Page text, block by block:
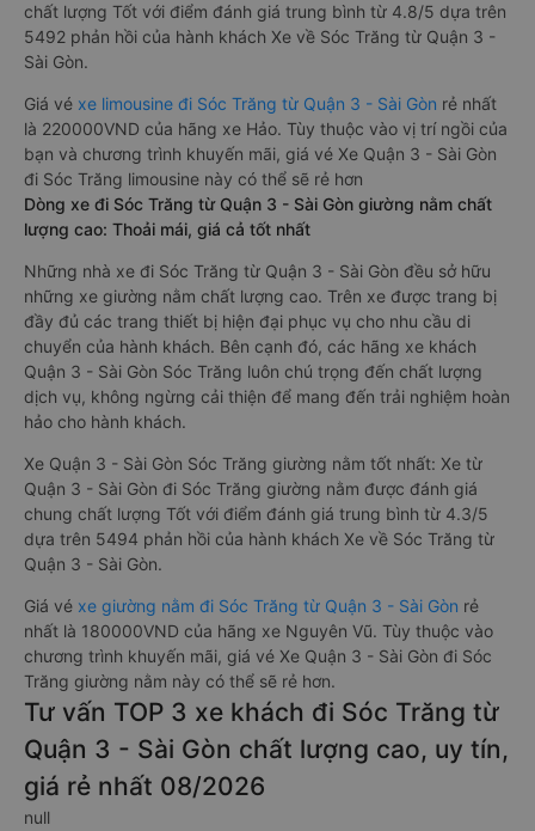
chất lượng Tốt với điểm đánh giá trung bình từ 4.8/5 dựa trên
5492 phản hồi của hành khách Xe về Sóc Trăng từ Quận 3 -
Sài Gòn.
Giá vé xe limousine đi Sóc Trăng từ Quận 3 - Sài Gòn rẻ nhất
là 220000VND của hãng xe Hảo. Tùy thuộc vào vị trí ngồi của
bạn và chương trình khuyến mãi, giá vé Xe Quận 3 - Sài Gòn
đi Sóc Trăng limousine này có thể sẽ rẻ hơn
Dòng xe đi Sóc Trăng từ Quận 3 - Sài Gòn giường nằm chất
lượng cao: Thoải mái, giá cả tốt nhất
Những nhà xe đi Sóc Trăng từ Quận 3 - Sài Gòn đều sở hữu
những xe giường nằm chất lượng cao. Trên xe được trang bị
đầy đủ các trang thiết bị hiện đại phục vụ cho nhu cầu di
chuyển của hành khách. Bên cạnh đó, các hãng xe khách
Quận 3 - Sài Gòn Sóc Trăng luôn chú trọng đến chất lượng
dịch vụ, không ngừng cải thiện để mang đến trải nghiệm hoàn
hảo cho hành khách.
Xe Quận 3 - Sài Gòn Sóc Trăng giường nằm tốt nhất: Xe từ
Quận 3 - Sài Gòn đi Sóc Trăng giường nằm được đánh giá
chung chất lượng Tốt với điểm đánh giá trung bình từ 4.3/5
dựa trên 5494 phản hồi của hành khách Xe về Sóc Trăng từ
Quận 3 - Sài Gòn.
Giá vé xe giường nằm đi Sóc Trăng từ Quận 3 - Sài Gòn rẻ
nhất là 180000VND của hãng xe Nguyên Vũ. Tùy thuộc vào
chương trình khuyến mãi, giá vé Xe Quận 3 - Sài Gòn đi Sóc
Trăng giường nằm này có thể sẽ rẻ hơn.
Tư vấn TOP 3 xe khách đi Sóc Trăng từ
Quận 3 - Sài Gòn chất lượng cao, uy tín,
giá rẻ nhất 08/2026
null